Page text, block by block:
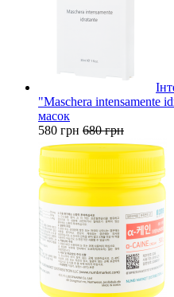
"Maschera intensamente
масок
580 грн 680 грн